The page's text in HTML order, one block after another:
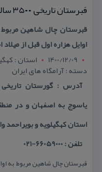
قبرستان تاریخی ۳۵۰۰ ساله روستای لما
قبرستان چال شاهین مربوط
اوایل هزاره اول قبل از
1400/12/09
استان :
دسته : آرامگاه های ایران
یاسوج به اصفهان و در
استان كهگیلویه و بویراحمد
تلفن : 66059000-021
قبرستان چال شاهین مربوط به